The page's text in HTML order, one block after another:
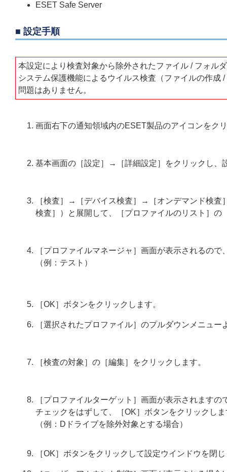
ESET Safe Server
■ 設定手順
本設定により検査対象から除外されたファイル / フォル
システム保護機能によるウイルス検査（ファイルの作
問題はありません。
画面右下の通知領域内のESET製品のアイコンをク
基本画面の［設定］→［詳細設定］をクリックし、
［検査］→［デバイス検査］→［オンデマンド検
検査］）と展開して、［プロファイルのリスト］の
［プロファイルマネージャ］画面が表示されるの
（例：テスト）
［OK］ボタンをクリックします。
［選択されたプロファイル］のプルダウンメニュ
［検査の対象］の［編集］をクリックします。
［プロファイルターゲット］画面が表示されます
チェックをはずして、［OK］ボタンをクリックし
（例：Dドライブを除外対象とする場合）
［OK］ボタンをクリックして設定ウインドウを閉